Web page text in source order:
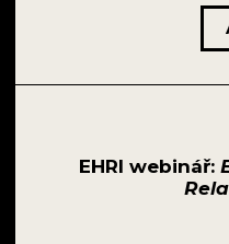
EHRI webinář: